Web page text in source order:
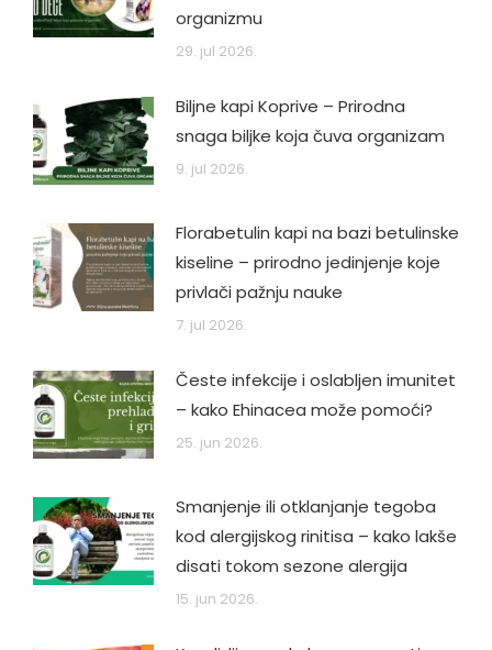
organizmu
29. jul 2026.
Biljne kapi Koprive – Prirodna
snaga biljke koja čuva organizam
9. jul 2026.
Florabetulin kapi na bazi betulinske
kiseline – prirodno jedinjenje koje
privlači pažnju nauke
7. jul 2026.
Česte infekcije i oslabljen imunitet
– kako Ehinacea može pomoći?
25. jun 2026.
Smanjenje ili otklanjanje tegoba
kod alergijskog rinitisa – kako lakše
disati tokom sezone alergija
15. jun 2026.